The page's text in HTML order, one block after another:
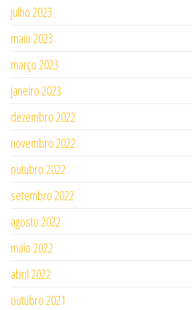
julho 2023
maio 2023
março 2023
janeiro 2023
dezembro 2022
novembro 2022
outubro 2022
setembro 2022
agosto 2022
maio 2022
abril 2022
outubro 2021